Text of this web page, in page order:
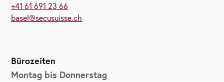
+41 61 691 23 66
basel@secusuisse.ch
Bürozeiten
Montag bis Donnerstag